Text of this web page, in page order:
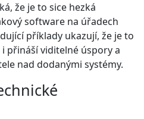
že je to sice hezká
software na úřadech
příklady ukazují, že je to
přináší viditelné úspory a
nad dodanými systémy.